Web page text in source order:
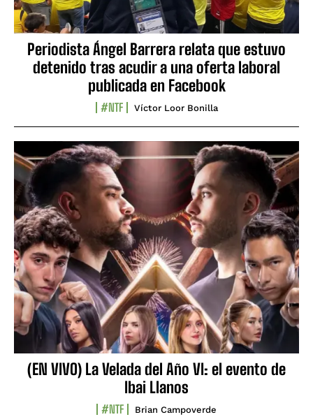
Periodista Ángel Barrera relata que estuvo
detenido tras acudir a una oferta laboral
publicada en Facebook
#NTF Víctor Loor Bonilla
(EN VIVO) La Velada del Año VI: el evento de
Ibai Llanos
#NTF Brian Campoverde